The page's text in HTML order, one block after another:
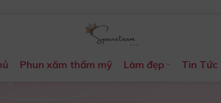
Phun xăm thẩm mỹ Làm đẹp Tin Tức